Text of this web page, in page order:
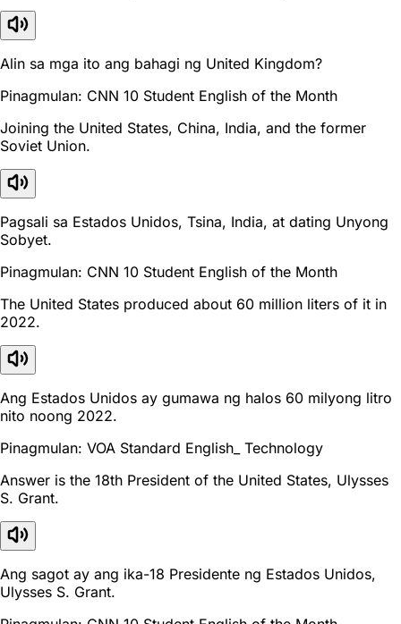
Alin sa mga ito ang bahagi ng United Kingdom?
Pinagmulan: CNN 10 Student English of the Month
Joining the United States, China, India, and the former
Soviet Union.
Pagsali sa Estados Unidos, Tsina, India, at dating Unyong
Sobyet.
Pinagmulan: CNN 10 Student English of the Month
The United States produced about 60 million liters of it in
2022.
Ang Estados Unidos ay gumawa ng halos 60 milyong litro
nito noong 2022.
Pinagmulan: VOA Standard English_ Technology
Answer is the 18th President of the United States, Ulysses
S. Grant.
Ang sagot ay ang ika-18 Presidente ng Estados Unidos,
Ulysses S. Grant.